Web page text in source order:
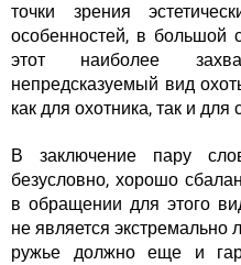
точки зрения
особенностей, в большой
этот наиболее
непредсказуемый вид
как для охотника, так и для
В заключение пару
безусловно, хорошо
в обращении для этого
не является экстремально
ружье должно еще и